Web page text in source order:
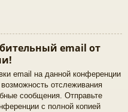
email от
email на данной конференции
отслеживания
сообщения. Отправьте
с полной копией